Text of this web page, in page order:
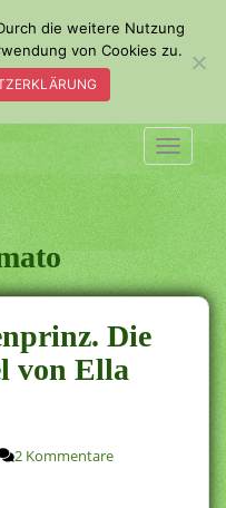
Die
von Ella
2 Kommentare
die weitere Nutzung
von Cookies zu.